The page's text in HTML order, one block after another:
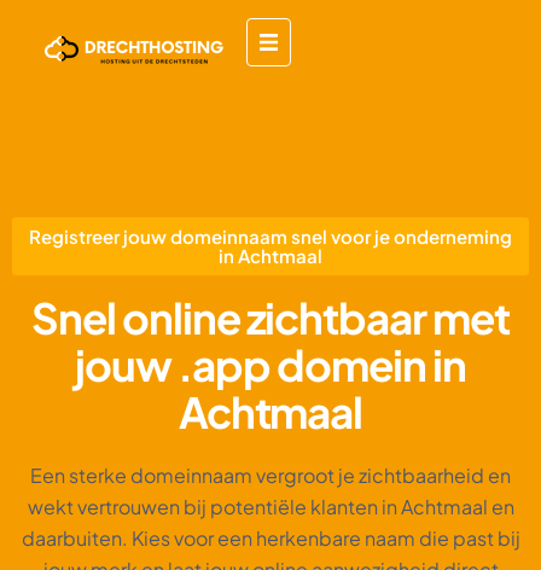
Registreer jouw domeinnaam snel voor je onderneming
in Achtmaal
Snel online zichtbaar met
jouw .app domein in
Achtmaal
Een sterke domeinnaam vergroot je zichtbaarheid en
wekt vertrouwen bij potentiële klanten in Achtmaal en
daarbuiten. Kies voor een herkenbare naam die past bij